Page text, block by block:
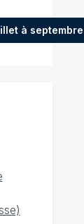
à septembre